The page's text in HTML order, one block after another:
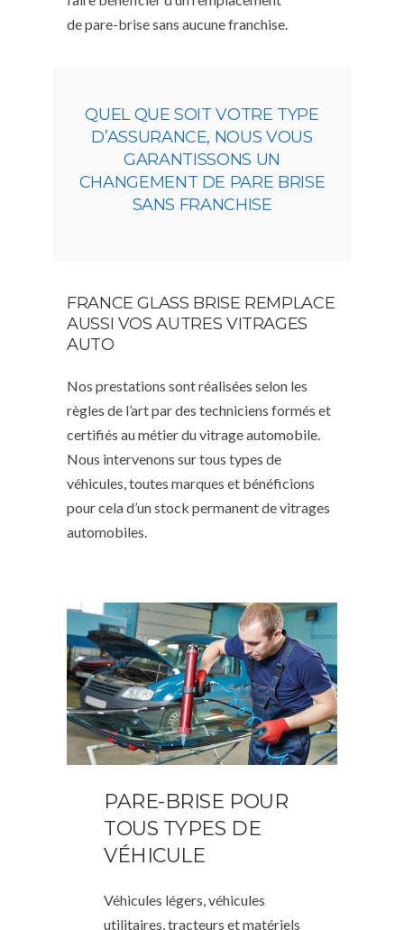
de pare-brise sans aucune franchise.
QUEL QUE SOIT VOTRE TYPE
D’ASSURANCE, NOUS VOUS
GARANTISSONS UN
CHANGEMENT DE PARE BRISE
SANS FRANCHISE
FRANCE GLASS BRISE REMPLACE
AUSSI VOS AUTRES VITRAGES
AUTO
Nos prestations sont réalisées selon les
règles de l’art par des techniciens formés et
certifiés au métier du vitrage automobile.
Nous intervenons sur tous types de
véhicules, toutes marques et bénéficions
pour cela d’un stock permanent de vitrages
automobiles.
PARE-BRISE POUR
TOUS TYPES DE
VÉHICULE
Véhicules légers, véhicules
utilitaires, tracteurs et matériels